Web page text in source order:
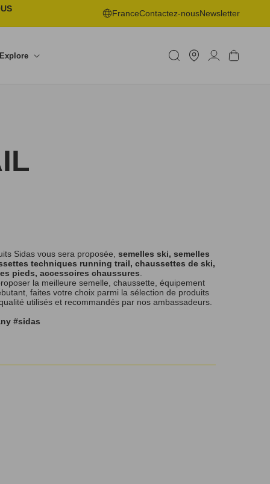
FranceContactez-nousNewsletter
Explore
un
shop
ConnexionPanier
Sidas vous sera proposée, semelles ski, semelles
techniques running trail, chaussettes de ski,
pieds, accessoires chaussures
la meilleure semelle, chaussette, équipement
faites votre choix parmi la sélection de produits
utilisés et recommandés par nos ambassadeurs.
#sidas